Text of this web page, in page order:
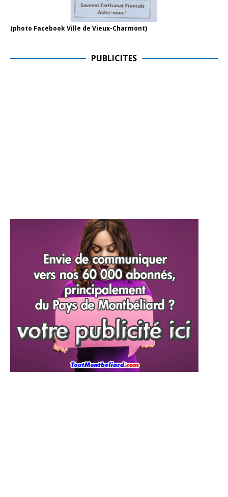
(photo Facebook Ville de Vieux-Charmont)
PUBLICITES